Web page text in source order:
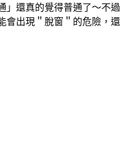
」還真的覺得普通了～不過
會出現＂脫窗＂的危險，還